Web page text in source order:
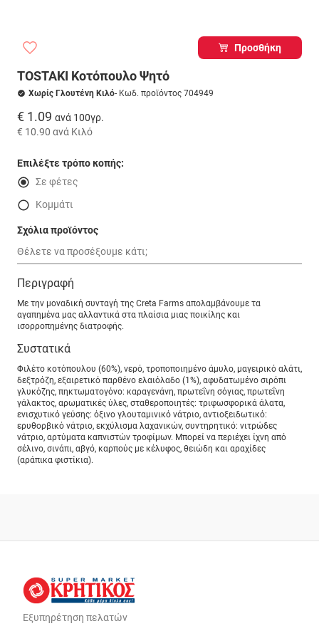
Προσθήκη
TOSTAKI Κοτόπουλο Ψητό
Χωρίς Γλουτένη Κιλό- Κωδ. προϊόντος 704949
€ 1.09 ανά 100γρ.
€ 10.90 ανά Κιλό
Επιλέξτε τρόπο κοπής:
Σε φέτες
Κομμάτι
Σχόλια προϊόντος
Περιγραφή
Με την μοναδική συνταγή της Creta Farms απολαμβάνουμε τα
αγαπημένα μας αλλαντικά στα πλαίσια μιας ποικίλης και
ισορροπημένης διατροφής.
Συστατικά
Φιλέτο κοτόπουλου (60%), νερό, τροποποιημένο άμυλο, μαγειρικό αλάτι,
δεξτρόζη, εξαιρετικό παρθένο ελαιόλαδο (1%), αφυδατωμένο σιρόπι
γλυκόζης, πηκτωματογόνο: καραγενάνη, πρωτεΐνη σόγιας, πρωτεΐνη
γάλακτος, αρωματικές ύλες, σταθεροποιητές: τριφωσφορικά άλατα,
ενισχυτικό γεύσης: όξινο γλουταμινικό νάτριο, αντιοξειδωτικό:
ερυθορβικό νάτριο, εκχύλισμα λαχανικών, συντηρητικό: νιτρώδες
νάτριο, αρτύματα καπνιστών τροφίμων. Μπορεί να περιέχει ίχνη από
σέλινο, σινάπι, αβγό, καρπούς με κέλυφος, θειώδη και αραχίδες
(αράπικα φιστίκια).
Εξυπηρέτηση πελατών